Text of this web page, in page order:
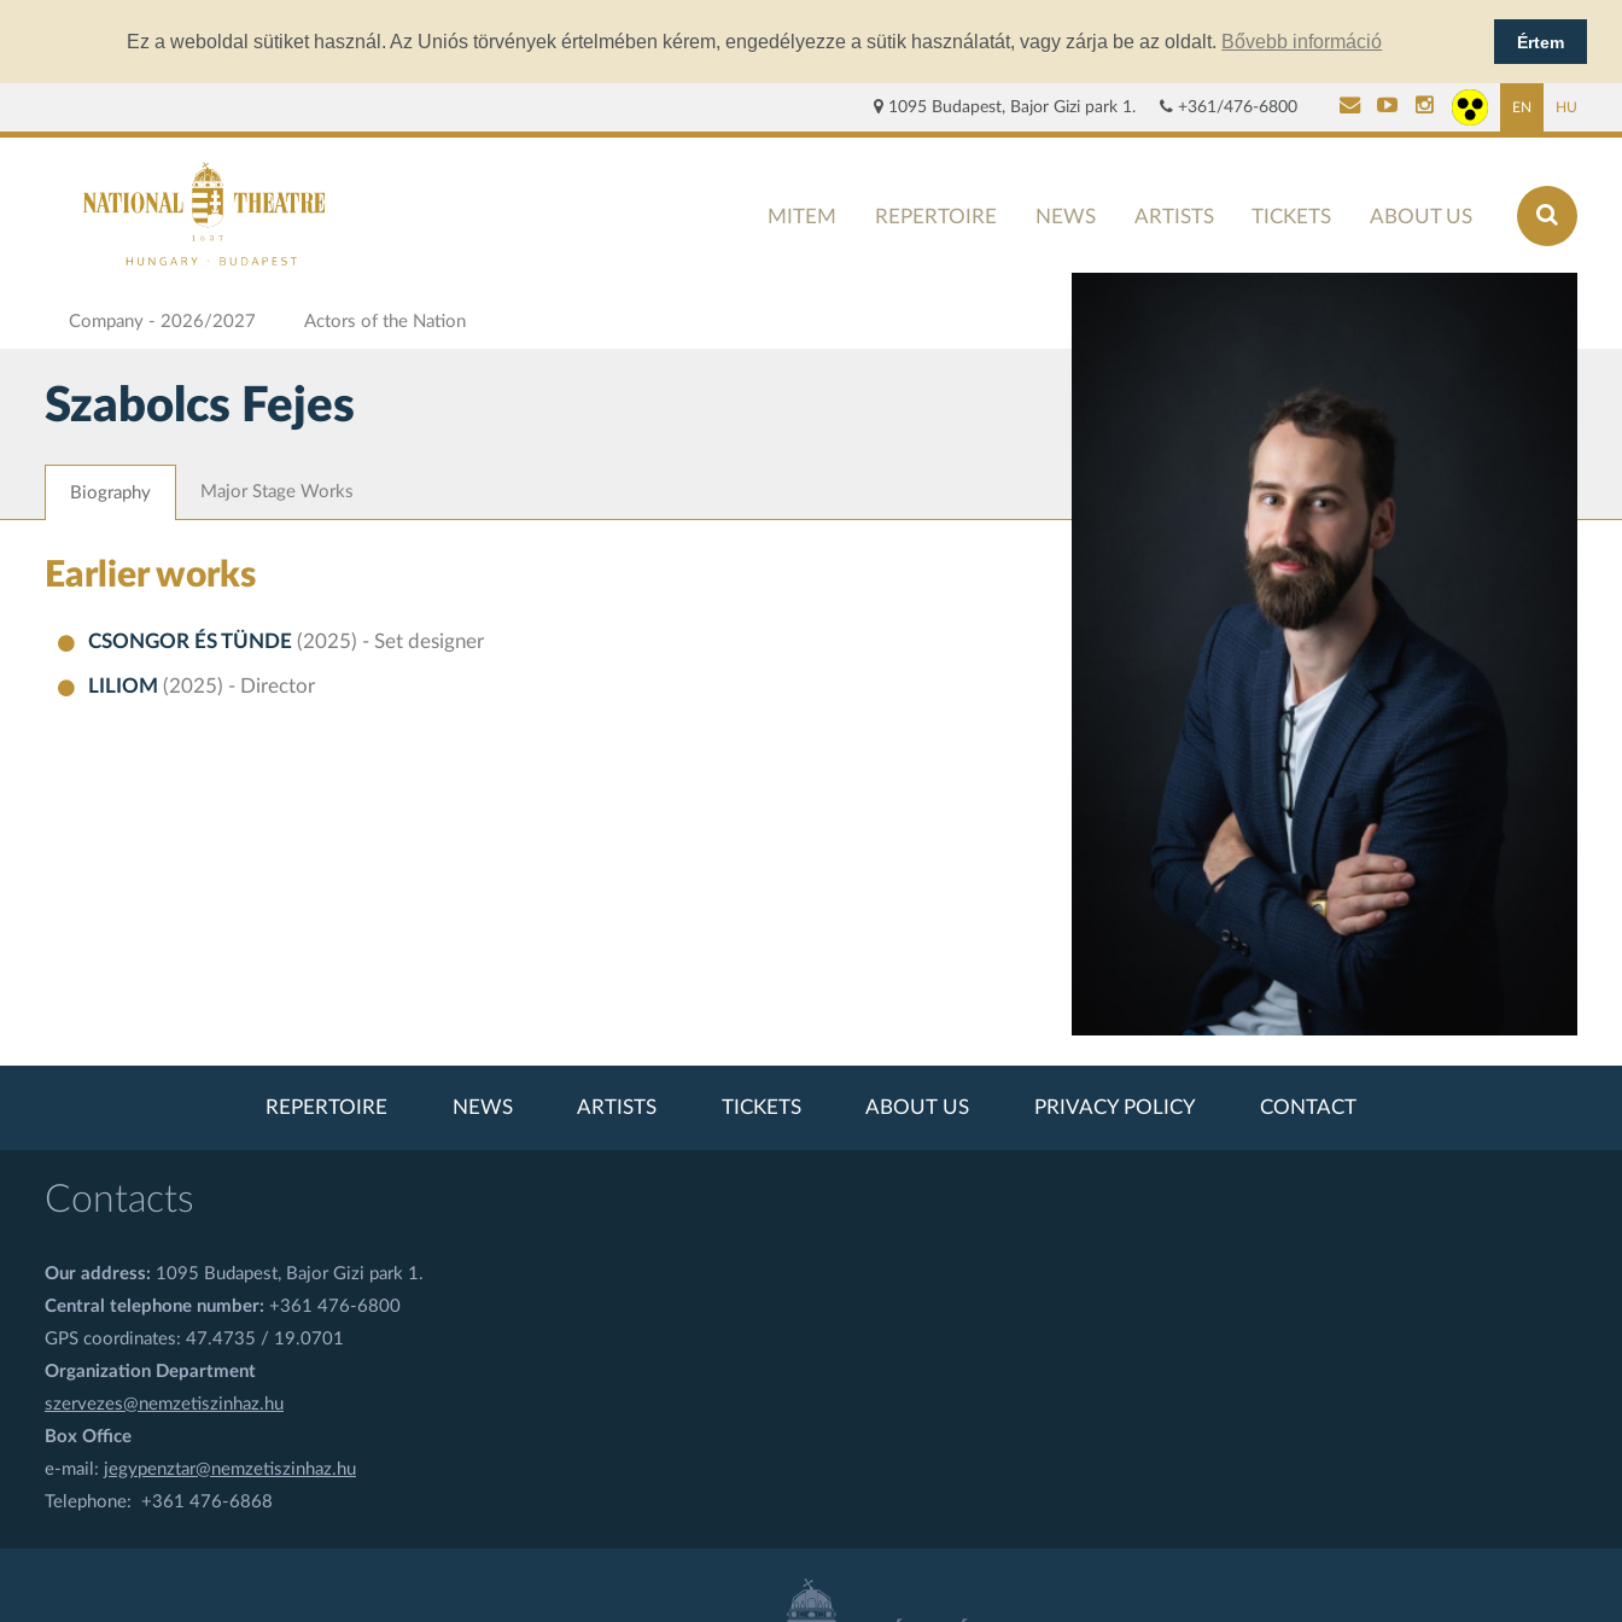
Ez a weboldal sütiket használ. Az Uniós törvények értelmében kérem, engedélyezze a sütik használatát, vagy zárja be az oldalt. Bővebb információ Értem
1095 Budapest, Bajor Gizi park 1. +361/476-6800 EN HU
MITEM REPERTOIRE NEWS ARTISTS TICKETS ABOUT US
Company - 2026/2027 Actors of the Nation
Szabolcs Fejes
Biography Major Stage Works
Earlier works
CSONGOR ÉS TÜNDE(2025) - Set designer
LILIOM(2025) - Director
REPERTOIRE NEWS ARTISTS TICKETS ABOUT US PRIVACY POLICY CONTACT
Contacts
Our address: 1095 Budapest, Bajor Gizi park 1.
Central telephone number: +361 476-6800
GPS coordinates: 47.4735 / 19.0701
Organization Department
szervezes@nemzetiszinhaz.hu
Box Office
e-mail: jegypenztar@nemzetiszinhaz.hu
Telephone: +361 476-6868